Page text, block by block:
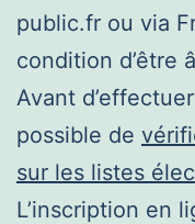
public.fr ou via
condition d’être
Avant
possible de
sur les listes
L’inscription en